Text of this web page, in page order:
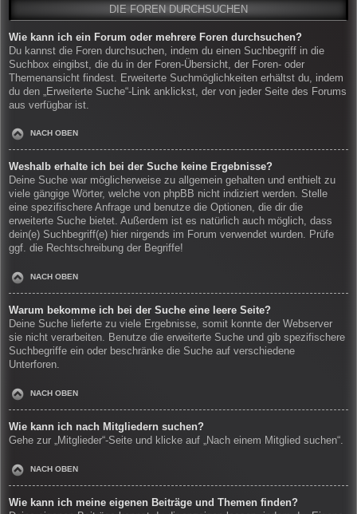
DIE FOREN DURCHSUCHEN
Wie kann ich ein Forum oder mehrere Foren durchsuchen?
Du kannst die Foren durchsuchen, indem du einen Suchbegriff in die
Suchbox eingibst, die du in der Foren-Übersicht, der Foren- oder
Themenansicht findest. Erweiterte Suchmöglichkeiten erhältst du, indem
du den „Erweiterte Suche“-Link anklickst, der von jeder Seite des Forums
aus verfügbar ist.
NACH OBEN
Weshalb erhalte ich bei der Suche keine Ergebnisse?
Deine Suche war möglicherweise zu allgemein gehalten und enthielt zu
viele gängige Wörter, welche von phpBB nicht indiziert werden. Stelle
eine spezifischere Anfrage und benutze die Optionen, die dir die
erweiterte Suche bietet. Außerdem ist es natürlich auch möglich, dass
dein(e) Suchbegriff(e) hier nirgends im Forum verwendet wurden. Prüfe
ggf. die Rechtschreibung der Begriffe!
NACH OBEN
Warum bekomme ich bei der Suche eine leere Seite?
Deine Suche lieferte zu viele Ergebnisse, somit konnte der Webserver
sie nicht verarbeiten. Benutze die erweiterte Suche und gib spezifischere
Suchbegriffe ein oder beschränke die Suche auf verschiedene
Unterforen.
NACH OBEN
Wie kann ich nach Mitgliedern suchen?
Gehe zur „Mitglieder“-Seite und klicke auf „Nach einem Mitglied suchen“.
NACH OBEN
Wie kann ich meine eigenen Beiträge und Themen finden?